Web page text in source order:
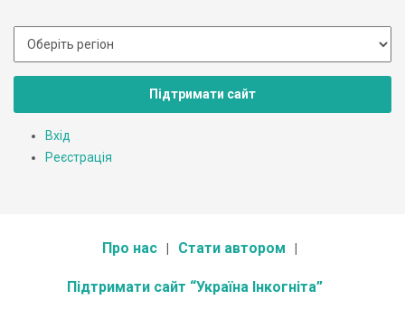
Підтримати сайт
Вхід
Реєстрація
Про нас Стати автором
Підтримати сайт “Україна Інкогніта”